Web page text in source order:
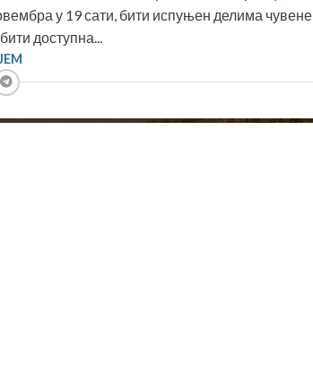
у 19 сати, бити испуњен делима чувене
доступна...